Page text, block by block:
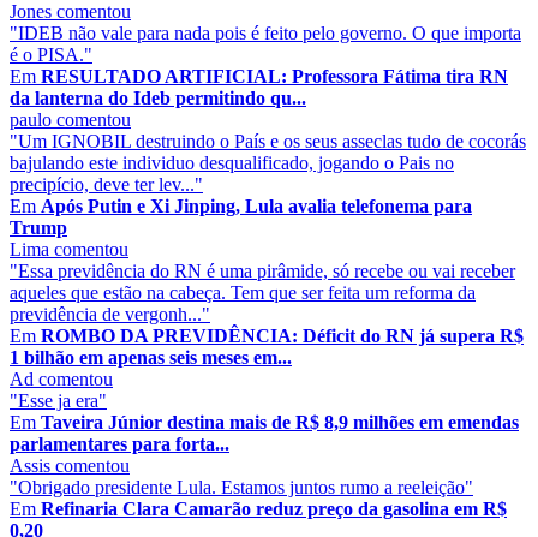
Jones comentou
"IDEB não vale para nada pois é feito pelo governo. O que importa
é o PISA."
Em RESULTADO ARTIFICIAL: Professora Fátima tira RN
da lanterna do Ideb permitindo qu...
paulo comentou
"Um IGNOBIL destruindo o País e os seus asseclas tudo de cocorás
bajulando este individuo desqualificado, jogando o Pais no
precipício, deve ter lev..."
Em Após Putin e Xi Jinping, Lula avalia telefonema para
Trump
Lima comentou
"Essa previdência do RN é uma pirâmide, só recebe ou vai receber
aqueles que estão na cabeça. Tem que ser feita um reforma da
previdência de vergonh..."
Em ROMBO DA PREVIDÊNCIA: Déficit do RN já supera R$
1 bilhão em apenas seis meses em...
Ad comentou
"Esse ja era"
Em Taveira Júnior destina mais de R$ 8,9 milhões em emendas
parlamentares para forta...
Assis comentou
"Obrigado presidente Lula. Estamos juntos rumo a reeleição"
Em Refinaria Clara Camarão reduz preço da gasolina em R$
0,20